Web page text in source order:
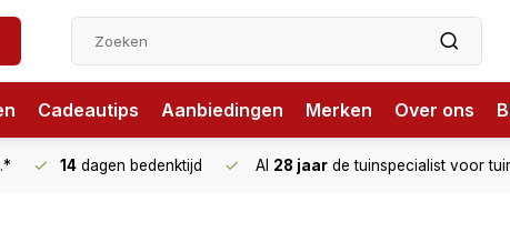
Cadeautips Aanbiedingen Merken Over ons
14 dagen bedenktijd Al 28 jaar de tuinspecialist voor